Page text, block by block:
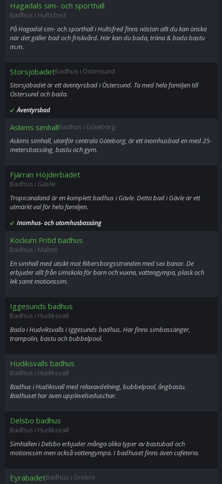
Hagadals sim- och sporthall
Badhus i Hultsfred
På Hagadal sim- och sporthall i Hultsfred finns nästan allt du kan önska
när det gäller bad och friskvård. Här kan du bada, träna & bada bastu
m.m.
StorsjöbadetBadhus i Östersund
Storsjöbadet är ett äventyrsbad i Östersund. Ta med hela familjen till
Östersund och bada.
Äventyrsbad
Askims simhallBadhus i Göteborg
Askims simhall, utanför centrala Göteborg, är ett inomhusbad en med 25-
metersbassäng, bastu och gym.
Fjärran Höjderbadet
Badhus i Gävle
Tropicanaland är en komplett badhus i Gävle. Detta bad i Gävle är ett
utmärkt val för hela familjen.
Inomhus- och utomhusbassäng
Kockum Fritid badhus
Badhus i Malmö
En simhall med utsikt mot Ribersborgsstranden med sex banor. De
erbjuder allt från simskola för barn och vuxna, vattengympa, plask och
lek samt motionssim.
Iggesunds badhus
Badhus i Hudiksvall
Bada i Hudviksvalls i Iggesunds badhus. Här finns simbassänger,
trampolin, bastu och bubbelpool.
Hudiksvalls badhus
Badhus i Hudiksvall
Badhus i Hudiksvall med relaxavdelning, bubbelpool, ångbastu.
Badhuset har även upplevelseduschar.
Delsbo badhus
Badhus i Hudiksvall
Simhallen i Delsbo erbjuder många olika typer av bastubad och
motionssim men också vattengympa. I badhuset finns även cafeteria.
EyrabadetBadhus i Örebro